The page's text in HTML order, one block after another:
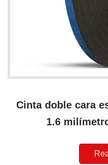
Cinta doble cara
1.6